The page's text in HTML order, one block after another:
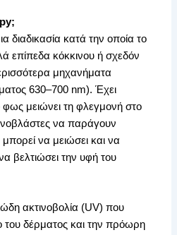
διαδικασία κατά την οποία το
επίπεδα κόκκινου ή σχεδόν
μηχανήματα
630–700 nm). Έχει
φως μειώνει τη φλεγμονή στο
ινοβλάστες να παράγουν
να μειώσει και να
βελτιώσει την υφή του
ακτινοβολία (UV) που
του δέρματος και την πρόωρη